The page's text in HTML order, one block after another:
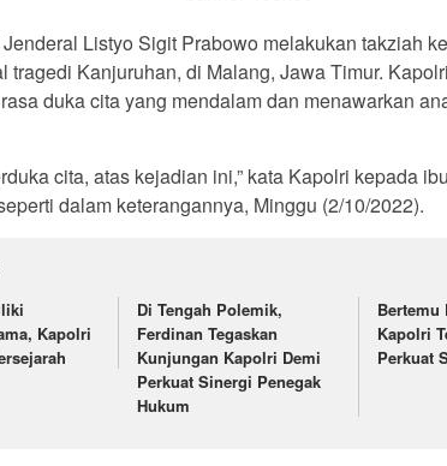
Listyo Sigit Prabowo melakukan takziah
tragedi Kanjuruhan, di Malang, Jawa Timur.
duka cita yang mendalam dan menawarkan
cita, atas kejadian ini,” kata Kapolri kepada
dalam keterangannya, Minggu (2/10/2022).
Kapolri
Di Tengah Polemik,
Ferdinan Tegaskan
Kunjungan Kapolri Demi
Perkuat Sinergi Penegak
Hukum
Bertemu
Kapolri
Perkuat